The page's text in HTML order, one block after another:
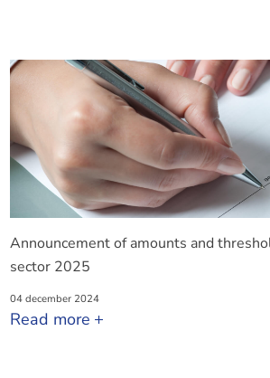
Announcement of amounts and
sector 2025
04 december 2024
Read more